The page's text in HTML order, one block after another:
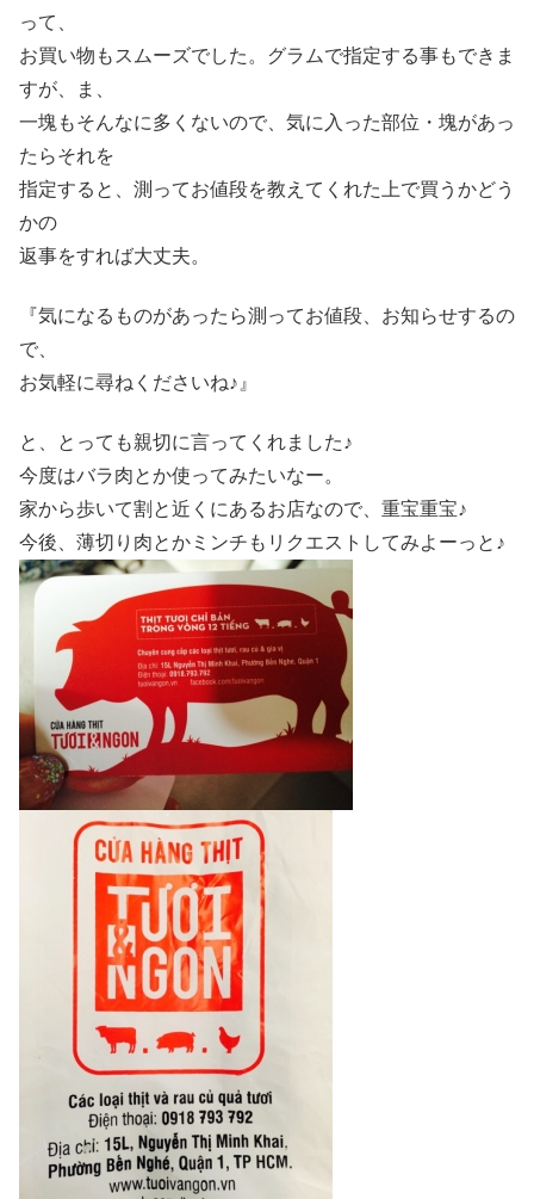
って、
お買い物もスムーズでした。グラムで指定する事もできま
すが、ま、
一塊もそんなに多くないので、気に入った部位・塊があっ
たらそれを
指定すると、測ってお値段を教えてくれた上で買うかどう
かの
返事をすれば大丈夫。
『気になるものがあったら測ってお値段、お知らせするの
で、
お気軽に尋ねくださいね♪』
と、とっても親切に言ってくれました♪
今度はバラ肉とか使ってみたいなー。
家から歩いて割と近くにあるお店なので、重宝重宝♪
今後、薄切り肉とかミンチもリクエストしてみよーっと♪